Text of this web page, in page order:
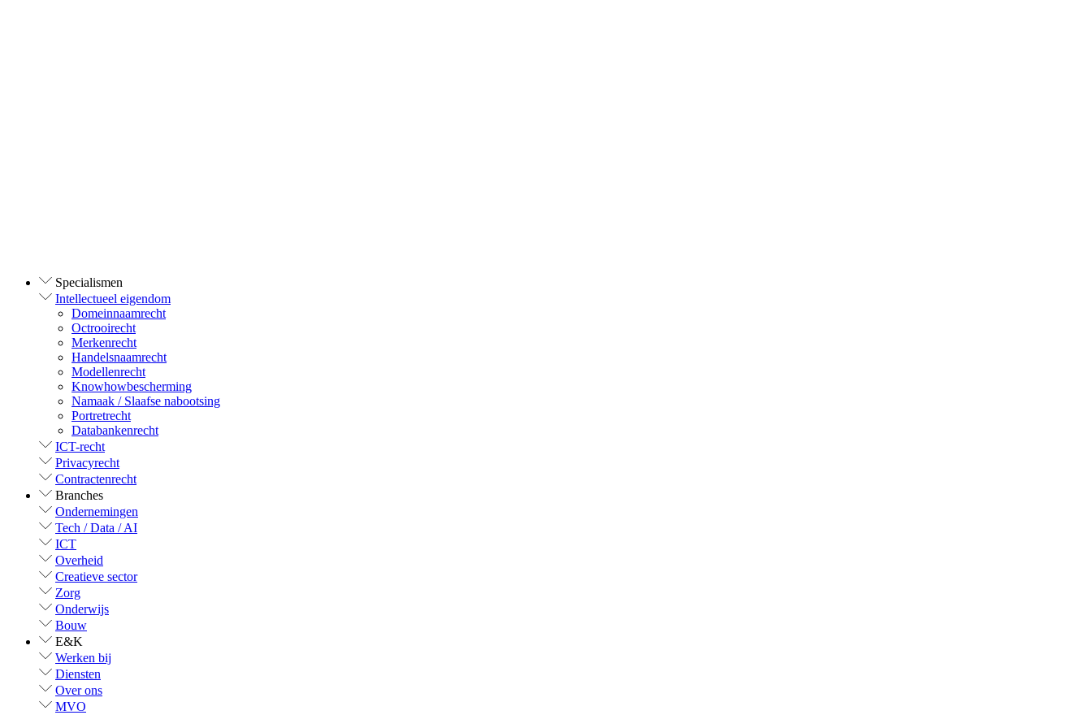
Specialismen
Intellectueel eigendom
Domeinnaamrecht
Octrooirecht
Merkenrecht
Handelsnaamrecht
Modellenrecht
Knowhowbescherming
Namaak / Slaafse nabootsing
Portretrecht
Databankenrecht
ICT-recht
Privacyrecht
Contractenrecht
Branches
Ondernemingen
Tech / Data / AI
ICT
Overheid
Creatieve sector
Zorg
Onderwijs
Bouw
E&K
Werken bij
Diensten
Over ons
MVO